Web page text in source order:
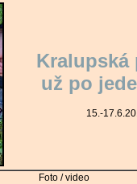
Kralupská
už po
15.-
Foto / video